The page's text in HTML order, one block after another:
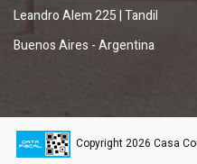
Leandro Alem 225 | Tandil
Buenos Aires - Argentina
Copyright 2026 Casa